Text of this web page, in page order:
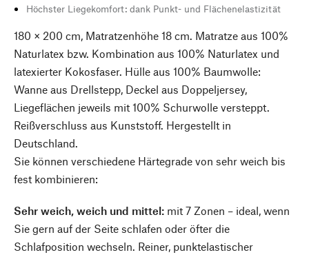
Höchster Liegekomfort: dank Punkt- und Flächenelastizität
180 × 200 cm, Matratzenhöhe 18 cm. Matratze aus 100%
Naturlatex bzw. Kombination aus 100% Naturlatex und
latexierter Kokosfaser. Hülle aus 100% Baumwolle:
Wanne aus Drellstepp, Deckel aus Doppeljersey,
Liegeflächen jeweils mit 100% Schurwolle versteppt.
Reißverschluss aus Kunststoff. Hergestellt in
Deutschland.
Sie können verschiedene Härtegrade von sehr weich bis
fest kombinieren:
Sehr weich, weich und mittel: mit 7 Zonen – ideal, wenn
Sie gern auf der Seite schlafen oder öfter die
Schlafposition wechseln. Reiner, punktelastischer